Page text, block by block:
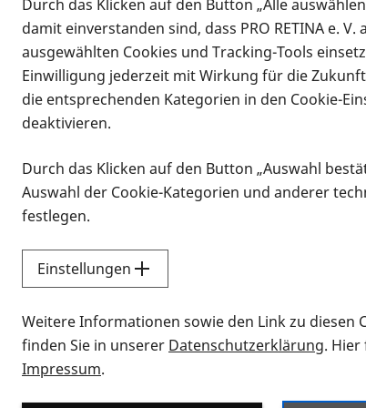
Infomaterial
Infomaterial
Vorlesen
Alle
Sie möchten wissen, wie Sie
Durch das Klicken auf den Button „Alle
damit einverstanden sind, dass PRO RETINA e. V.
ausgewählten Cookies und Tracking-Tools
Einwilligung jederzeit mit Wirkung für die
die entsprechenden Kategorien in den Cookie-
deaktivieren.
Durch das Klicken auf den Button „Auswahl
Auswahl der Cookie-Kategorien und anderer
festlegen.
Einstellungen
Weitere Informationen sowie den Link zu diesen
finden Sie in unserer Datenschutzerklärung. Hier
Impressum.